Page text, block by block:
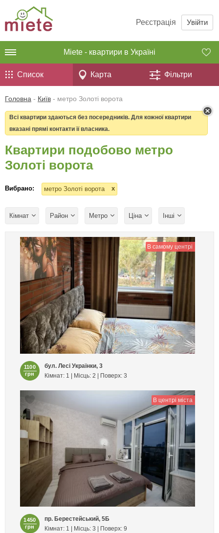
Реєстрація Увійти
Miete - квартири в Україні
Список Карта Фільтри
Головна - Київ - метро Золоті ворота
Всі квартири здаються без посередників. Для кожної квартири
вказані прямі контакти її власника.
Квартири подобово метро
Золоті ворота
Вибрано: метро Золоті ворота x
Кімнат Район Метро Ціна Інші
В самому центрі
1100
грн
бул. Лесі Українки, 3
Кімнат: 1 | Місць: 2 | Поверх: 3
В центрі міста
1450
грн
пр. Берестейський, 5Б
Кімнат: 1 | Місць: 3 | Поверх: 9